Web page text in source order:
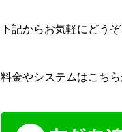
下記からお気軽にどう
料金やシステムはこちら